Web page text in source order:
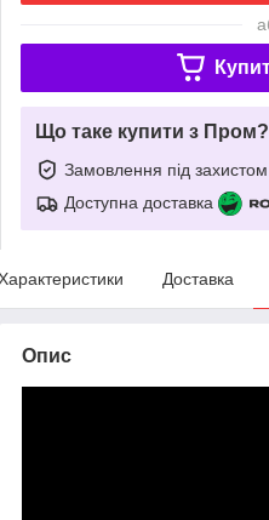
Що таке купити з Пром?
Замовлення під захистом
Доступна доставка
Доставка
Опис